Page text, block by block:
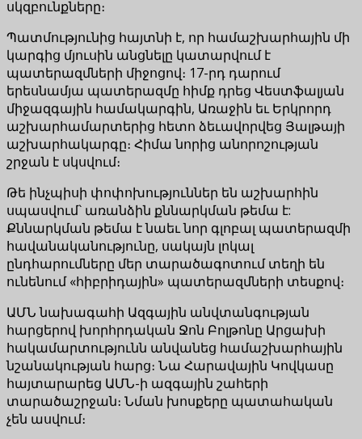
սկզբունքները։
Պատմությունից հայտնի է, որ համաշխարհային մի
կարգից մյուսին անցնելը կատարվում է
պատերազմների միջոցով։ 17-րդ դարում
երեսնամյա պատերազմը հիմք դրեց Վեստֆալյան
միջազգային համակարգին, Առաջին եւ Երկրորդ
աշխարհամարտերից հետո ձեւավորվեց Յալթայի
աշխարհակարգը։ Հիմա նորից անորոշության
շրջան է սկսվում։
Թե ինչպիսի փոփոխություններ են աշխարհին
սպասվում` առանձին քննարկման թեմա է:
Քննարկման թեմա է նաեւ նոր գլոբալ պատերազմի
հավանականությունը, սակայն լոկալ
ընդհարումները մեր տարածագոտում տեղի են
ունենում «հիբրիդային» պատերազմների տեսքով։
ԱՄՆ նախագահի Ազգային անվտանգության
հարցերով խորհրդական Ջոն Բոլթոնը Արցախի
հակամարտությունն անվանեց համաշխարհային
նշանակության հարց։ Նա Հարավային Կովկասը
հայտարարեց ԱՄՆ-ի ազգային շահերի
տարածաշրջան։ Նման խոսքերը պատահական
չեն ասվում։